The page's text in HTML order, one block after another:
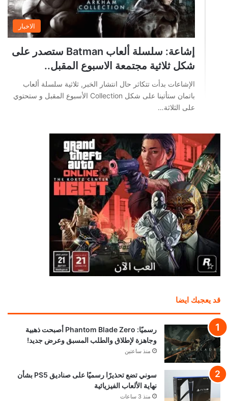
الاخبار
إشاعة: سلسلة ألعاب Batman ستصدر على
شكل ثلاثية مجتمعة الاسبوع المقبل..
الإشاعات بدأت تتكاثر حال انتشار الخبر, ثلاثية سلسلة ألعاب
باتمان ستأتينا على شكل Collection الأسبوع المقبل و ستحتوي
على الثلاثة…
قد يعجبك ايضا
رسميًا: Phantom Blade Zero أصبحت ذهبية
وجاهزة لإطلاق والطلب المسبق وعرض جديد!
منذ ساعتين
سوني تضع تحذيرًا رسميًا على صناديق PS5 بشأن
نهاية الألعاب الفيزيائية
منذ 3 ساعات